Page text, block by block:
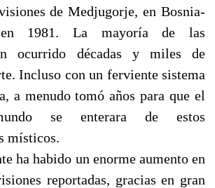
de Medjugorje, en Bosnia-
en 1981. La mayoría de las
ocurrido décadas y miles de
Incluso con un ferviente sistema
a menudo tomó años para que el
se enterara de estos
místicos.
ha habido un enorme aumento en
reportadas, gracias en gran